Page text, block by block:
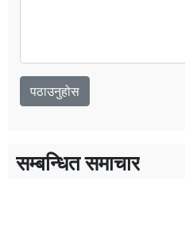
सम्बन्धित समाचार